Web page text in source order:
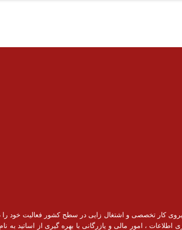
از سازمان فنی و حرفه ای فعالیت خود را از سال 1394با هدف آموزش نیروی کار تخصصی و اشتغال زایی در سطح
، امور مالی و یازرگانی با بهره گیری از اساتید به